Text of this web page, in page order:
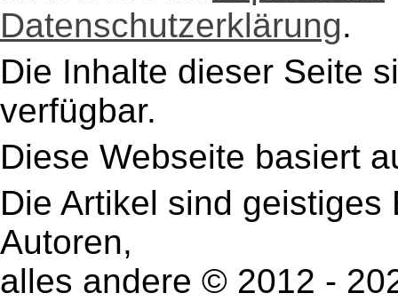
Datenschutzerklärung.
Die Inhalte dieser Seite
verfügbar.
Diese Webseite basiert
Die Artikel sind
Autoren,
alles andere © 2012 -